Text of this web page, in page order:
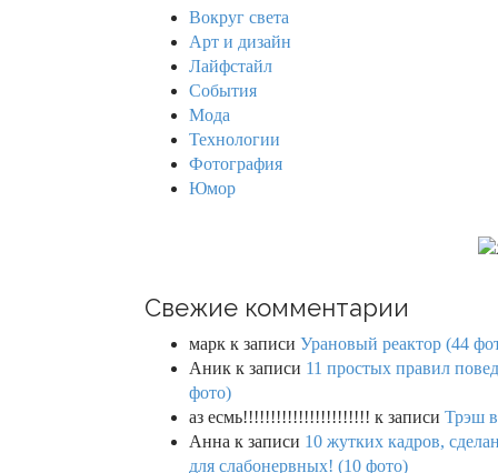
Вокруг света
Арт и дизайн
Лайфстайл
События
Мода
Технологии
Фотография
Юмор
Свежие комментарии
марк к записи Урановый реактор (44
Аник к записи 11 простых правил
фото)
аз есмь!!!!!!!!!!!!!!!!!!!!!!! к записи Трэш в
Анна к записи 10 жутких кадров,
для слабонервных! (10 фото)